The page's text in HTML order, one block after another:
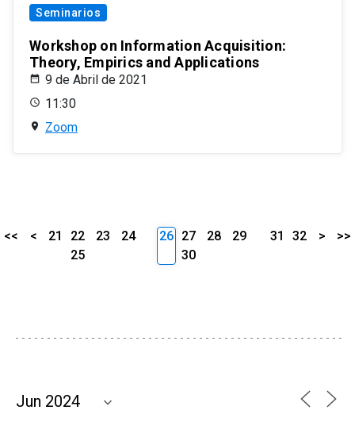
Seminarios
Workshop on Information Acquisition:
Theory, Empirics and Applications
9 de Abril de 2021
11:30
Zoom
<< < 21 22 23
24
25
26 27 28
29
30
31 32 > >>